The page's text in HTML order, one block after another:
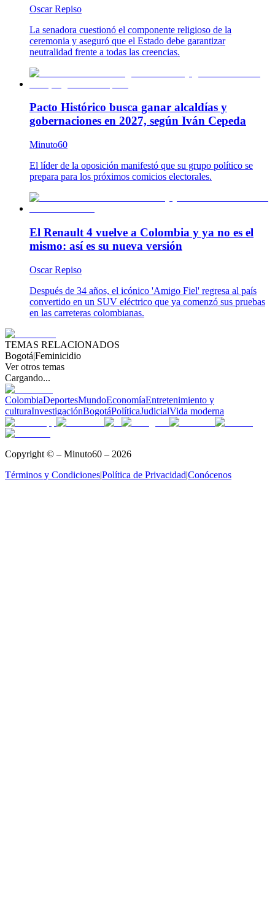
Oscar Repiso
La senadora cuestionó el componente religioso de la
ceremonia y aseguró que el Estado debe garantizar
neutralidad frente a todas las creencias.
Pacto Histórico busca ganar alcaldías y
gobernaciones en 2027, según Iván Cepeda
Minuto60
El líder de la oposición manifestó que su grupo político se
prepara para los próximos comicios electorales.
El Renault 4 vuelve a Colombia y ya no es el
mismo: así es su nueva versión
Oscar Repiso
Después de 34 años, el icónico 'Amigo Fiel' regresa al país
convertido en un SUV eléctrico que ya comenzó sus pruebas
en las carreteras colombianas.
TEMAS RELACIONADOS
Bogotá|Feminicidio
Ver otros temas
Cargando...
ColombiaDeportesMundoEconomíaEntretenimiento y
culturaInvestigaciónBogotáPolíticaJudicialVida moderna
Copyright © – Minuto60 – 2026
Términos y Condiciones|Política de Privacidad|Conócenos